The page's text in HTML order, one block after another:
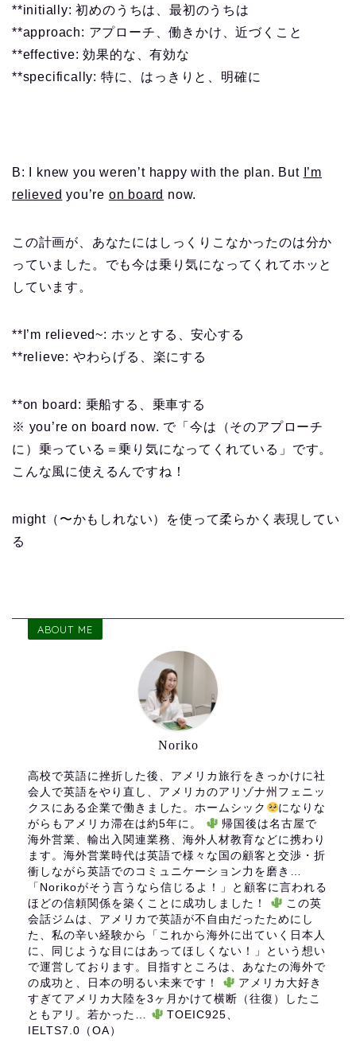
**initially: 初めのうちは、最初のうちは
**approach: アプローチ、働きかけ、近づくこと
**effective: 効果的な、有効な
**specifically: 特に、はっきりと、明確に
B: I knew you weren’t happy with the plan. But I’m
relieved you’re on board now.
この計画が、あなたにはしっくりこなかったのは分か
っていました。でも今は乗り気になってくれてホッと
しています。
**I’m relieved~: ホッとする、安心する
**relieve: やわらげる、楽にする
**on board: 乗船する、乗車する
※ you’re on board now. で「今は（そのアプローチ
に）乗っている＝乗り気になってくれている」です。
こんな風に使えるんですね！
might（〜かもしれない）を使って柔らかく表現してい
る
ABOUT ME
Noriko
高校で英語に挫折した後、アメリカ旅行をきっかけに社
会人で英語をやり直し、アメリカのアリゾナ州フェニッ
クスにある企業で働きました。ホームシック
になりな
がらもアメリカ滞在は約5年に。
帰国後は名古屋で
海外営業、輸出入関連業務、海外人材教育などに携わり
ます。海外営業時代は英語で様々な国の顧客と交渉・折
衝しながら英語でのコミュニケーション力を磨き…
「Norikoがそう言うなら信じるよ！」と顧客に言われる
ほどの信頼関係を築くことに成功しました！
この英
会話ジムは、アメリカで英語が不自由だったためにし
た、私の辛い経験から「これから海外に出ていく日本人
に、同じような目にはあってほしくない！」という想い
で運営しております。目指すところは、あなたの海外で
の成功と、日本の明るい未来です！
アメリカ大好き
すぎてアメリカ大陸を3ヶ月かけて横断（往復）したこ
ともアリ。若かった…
TOEIC925、
IELTS7.0（OA）